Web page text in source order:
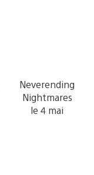
Neverending
Nightmares
le 4 mai